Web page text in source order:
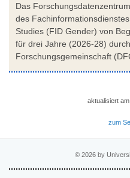
Das
des
Studies (FID Gender) von
für drei Jahre (2026-28)
Forschungsgemeinschaft
aktualisiert
zum
© 2026 by